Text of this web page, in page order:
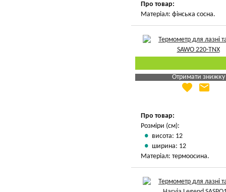
Про товар:
Матеріал: фінська сосна.
Отримати знижку
Яка Ваша ціна
favorite email
Про товар:
Розміри (см):
висота: 12
ширина: 12
Матеріал: термоосина.